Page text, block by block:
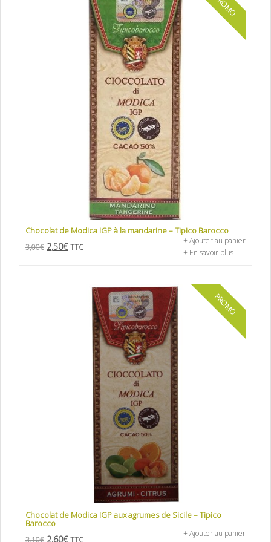
PROMO
Chocolat de Modica IGP à la mandarine – Tipico Barocco
3,00€ 2,50€ TTC
+ Ajouter au panier
+ En savoir plus
PROMO
Chocolat de Modica IGP aux agrumes de Sicile – Tipico
Barocco
3,10€ 2,60€ TTC
+ Ajouter au panier